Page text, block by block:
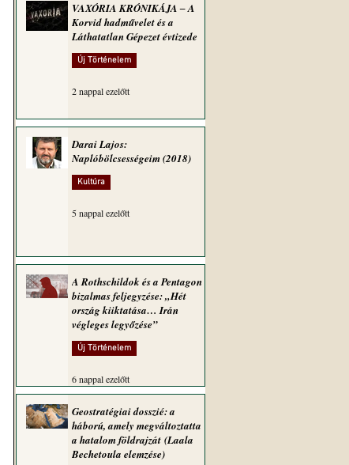
VAXÓRIA KRÓNIKÁJA ‒ A
Korvid hadművelet és a
Láthatatlan Gépezet évtizede
Új Történelem
2 nappal ezelőtt
Darai Lajos:
Naplóbölcsességeim (2018)
Kultúra
5 nappal ezelőtt
A Rothschildok és a Pentagon
bizalmas feljegyzése: „Hét
ország kiiktatása… Irán
végleges legyőzése”
Új Történelem
6 nappal ezelőtt
Geostratégiai dosszié: a
háború, amely megváltoztatta
a hatalom földrajzát (Laala
Bechetoula elemzése)